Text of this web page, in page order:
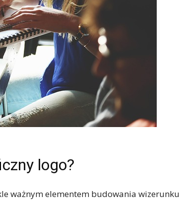
logo?
ważnym elementem budowania wizerunku